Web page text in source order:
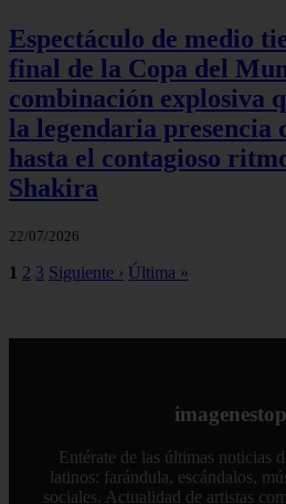
Espectáculo de medio
final de la Copa del
combinación explosiva
la legendaria presencia
hasta el contagioso
Shakira
22/07/2026
1 2 3 Siguiente › Última »
Entérate de las últimas noticias
latinos: farándula, escándalos,
sociales. Actualidad de artistas